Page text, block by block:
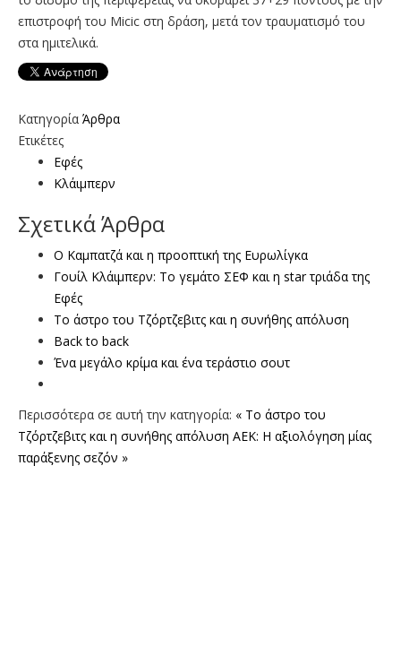
επιστροφή του Micic στη δράση, μετά τον τραυματισμό του
στα ημιτελικά.
Κατηγορία Άρθρα
Ετικέτες
Εφές
Κλάιμπερν
Σχετικά Άρθρα
Ο Καμπατζά και η προοπτική της Ευρωλίγκα
Γουίλ Κλάιμπερν: Το γεμάτο ΣΕΦ και η star τριάδα της
Εφές
Το άστρο του Τζόρτζεβιτς και η συνήθης απόλυση
Back to back
Ένα μεγάλο κρίμα και ένα τεράστιο σουτ
Περισσότερα σε αυτή την κατηγορία: « Το άστρο του
Τζόρτζεβιτς και η συνήθης απόλυση ΑΕΚ: Η αξιολόγηση μίας
παράξενης σεζόν »